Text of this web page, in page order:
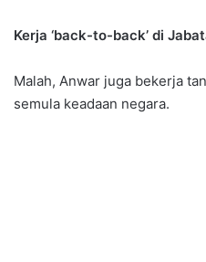
Kerja ‘back-to-back’ di
Malah, Anwar juga bekerja
semula keadaan negara.